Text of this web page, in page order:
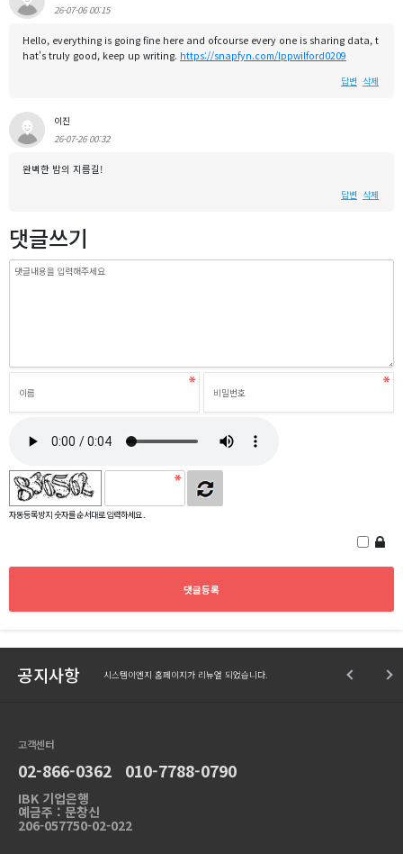
26-07-06 00:15
Hello, everything is going fine here and ofcourse every one is sharing data, t
hat's truly good, keep up writing. https://snapfyn.com/lppwilford0209
답변 삭제
이진
26-07-26 00:32
완벽한 밤의 지름길!
답변 삭제
댓글쓰기
자동등록방지 숫자를 순서대로 입력하세요.
공지사항 시스템이엔지 홈페이지가 리뉴얼 되었습니다.
고객센터
02-866-0362 010-7788-0790
IBK 기업은행
예금주 : 문창신
206-057750-02-022